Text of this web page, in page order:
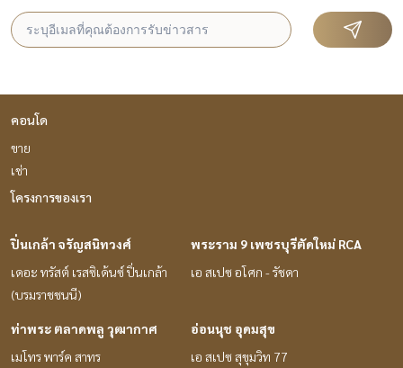
คอนโด
ขาย
เช่า
โครงการของเรา
ปิ่นเกล้า จรัญสนิทวงศ์
เดอะ ทรัสต์ เรสซิเด้นซ์ ปิ่นเกล้า
(บรมราชชนนี)
พระราม 9 เพชรบุรีตัดใหม่ RCA
เอ สเปซ อโศก - รัชดา
ท่าพระ ตลาดพลู วุฒากาศ
เมโทร พาร์ค สาทร
อ่อนนุช อุดมสุข
เอ สเปซ สุขุมวิท 77